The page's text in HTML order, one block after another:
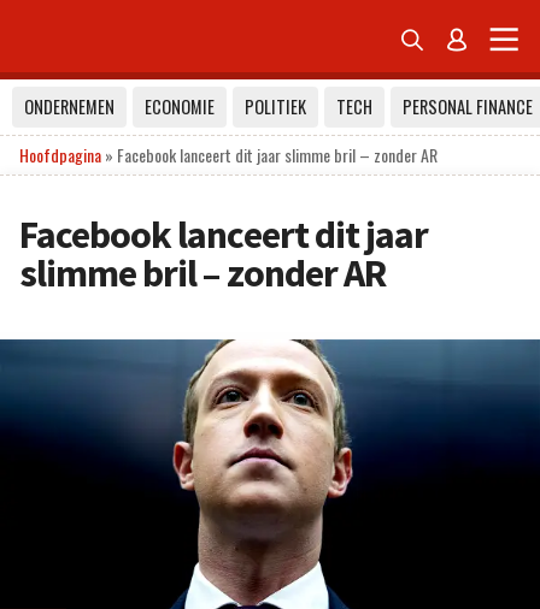
 
ONDERNEMEN ECONOMIE POLITIEK TECH
PERSONAL FINANCE
Hoofdpagina» Facebook lanceert dit jaar slimme bril – zonder AR
Facebook lanceert dit jaar
slimme bril – zonder AR